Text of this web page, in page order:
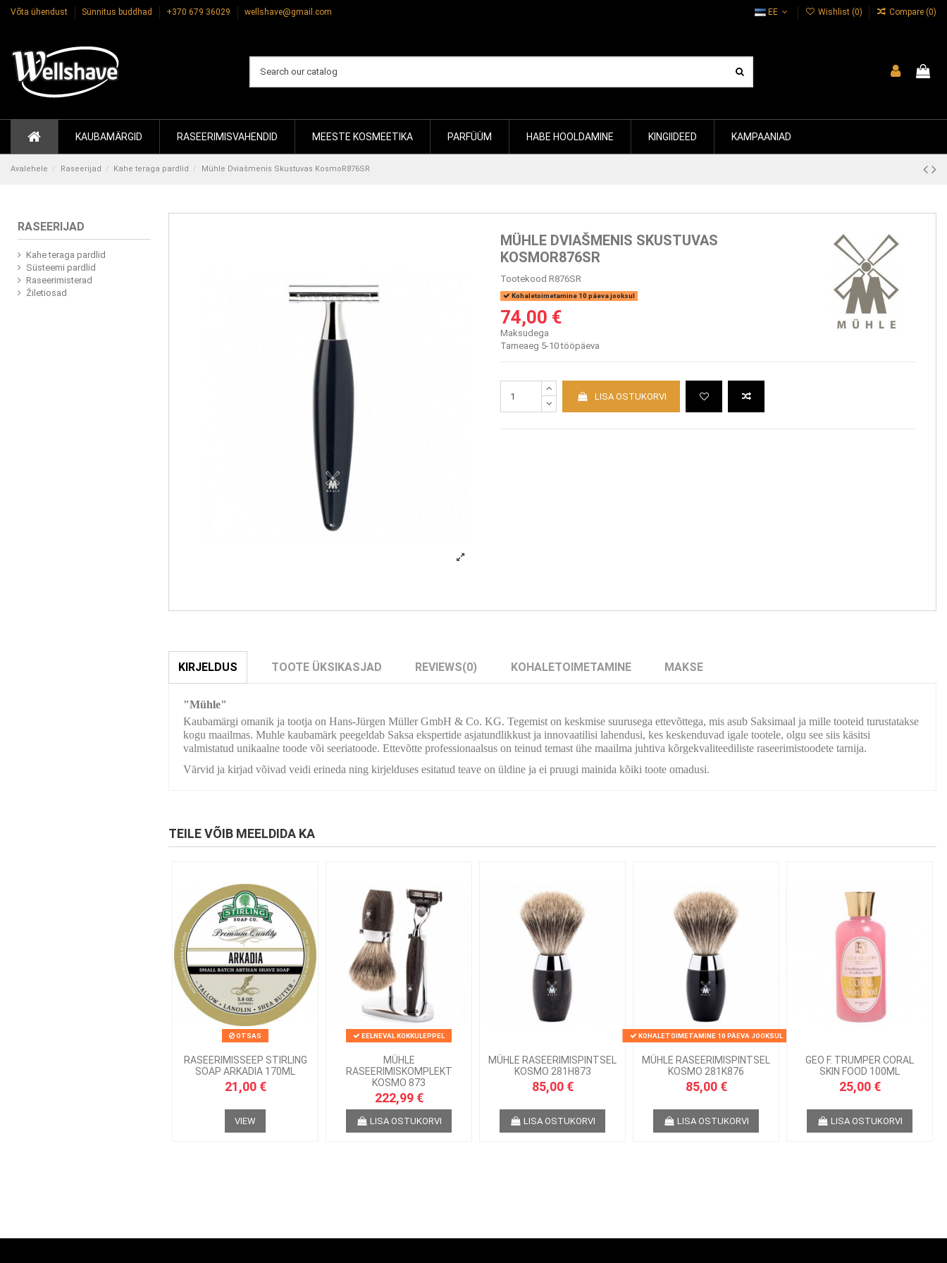
Võta ühendust Sünnitus buddhad +370 679 36029 wellshave@gmail.com EE Wishlist (0) Compare (0)
KAUBAMÄRGID RASEERIMISVAHENDID MEESTE KOSMEETIKA PARFÜÜM HABE HOOLDAMINE KINGIIDEED KAMPAANIAD
Avalehele Raseerijad Kahe teraga pardlid Mühle Dviašmenis Skustuvas KosmoR876SR
MÜHLE DVIAŠMENIS SKUSTUVAS
KOSMOR876SR
Tootekood R876SR
Kohaletoimetamine 10 päeva jooksul
74,00 €
Maksudega
Tarneaeg 5-10 tööpäeva
LISA OSTUKORVI
KIRJELDUS TOOTE ÜKSIKASJAD REVIEWS(0) KOHALETOIMETAMINE MAKSE
"Mühle"
Kaubamärgi omanik ja tootja on Hans-Jürgen Müller GmbH & Co. KG. Tegemist on keskmise suurusega ettevõttega, mis asub Saksimaal ja mille tooteid turustatakse
kogu maailmas. Muhle kaubamärk peegeldab Saksa ekspertide asjatundlikkust ja innovaatilisi lahendusi, kes keskenduvad igale tootele, olgu see siis käsitsi
valmistatud unikaalne toode või seeriatoode. Ettevõtte professionaalsus on teinud temast ühe maailma juhtiva kõrgekvaliteediliste raseerimistoodete tarnija.
Värvid ja kirjad võivad veidi erineda ning kirjelduses esitatud teave on üldine ja ei pruugi mainida kõiki toote omadusi.
TEILE VÕIB MEELDIDA KA
OTSAS
RASEERIMISSEEP STIRLING
SOAP ARKADIA 170ML
21,00 €
VIEW
EELNEVAL KOKKULEPPEL
MÜHLE
RASEERIMISKOMPLEKT
KOSMO 873
222,99 €
LISA OSTUKORVI
MÜHLE RASEERIMISPINTSEL
KOSMO 281H873
85,00 €
LISA OSTUKORVI
KOHALETOIMETAMINE 10 PÄEVA JOOKSUL
MÜHLE RASEERIMISPINTSEL
KOSMO 281K876
85,00 €
LISA OSTUKORVI
GEO F. TRUMPER CORAL
SKIN FOOD 100ML
25,00 €
LISA OSTUKORVI
RASEERIJAD
Kahe teraga pardlid
Süsteemi pardlid
Raseerimisterad
Žiletiosad